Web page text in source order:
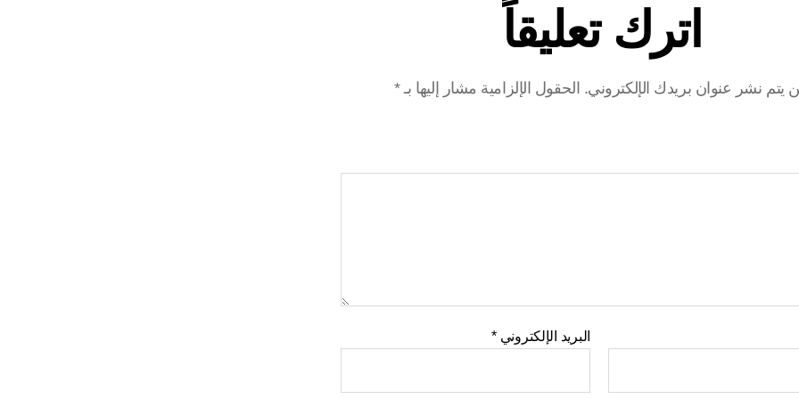
اترك تعليقاً
يتم نشر عنوان بريدك الإلكتروني. الحقول الإلزامية مشار إليها بـ*
البريد الإلكتروني*